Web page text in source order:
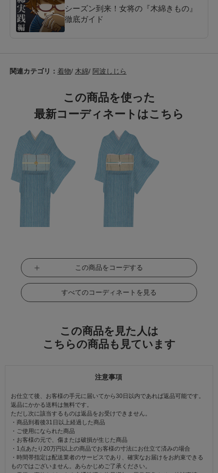
シーズン到来！女将の『木綿きもの』
徹底ガイド
関連カテゴリ： 着物/ 木綿/ 阿波しじら
この商品を使った
最新コーディネートはこちら
この商品をコーデする
すべてのコーディネートを見る
この商品を見た人は
こちらの商品も見ています
注意事項
お仕立て後、お客様の手元に届いてから30日以内であれば返品可能です。
返品にかかる送料は無料です。
ただし次に該当するものは返品をお受けできません。
・商品到着後31日以上経過した商品
・ご使用になられた商品
・お客様の元で、傷または破損が生じた商品
・1点あたり20万円以上の商品でお客様の寸法にお仕立て済みの場合
・時間帯指定は配送業者のサービスであり、確実なお届けをお約束できる
ものではございません。あらかじめご了承ください。